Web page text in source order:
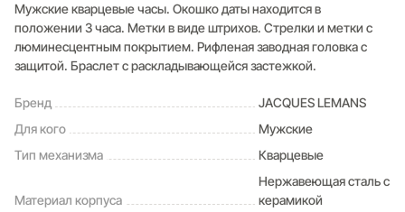
Мужские кварцевые часы. Окошко даты находится в
положении 3 часа. Метки в виде штрихов. Стрелки и метки с
люминесцентным покрытием. Рифленая заводная головка с
защитой. Браслет с раскладывающейся застежкой.
Бренд
JACQUES LEMANS
Для кого
Мужские
Тип механизма
Кварцевые
Материал корпуса
Нержавеющая сталь с
керамикой